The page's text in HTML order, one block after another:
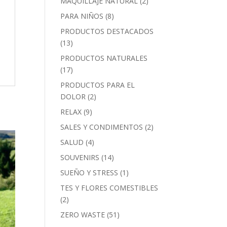
PARA NIÑOS (8)
PRODUCTOS DESTACADOS
(13)
PRODUCTOS NATURALES
(17)
PRODUCTOS PARA EL
DOLOR (2)
RELAX (9)
SALES Y CONDIMENTOS (2)
SALUD (4)
SOUVENIRS (14)
SUEÑO Y STRESS (1)
TES Y FLORES COMESTIBLES
(2)
ZERO WASTE (51)